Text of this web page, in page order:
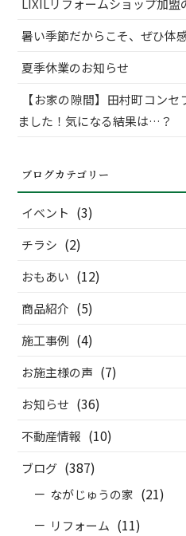
LIXILリフォームショップ加盟
暑い季節だからこそ、ぜひ体
夏季休業のお知らせ
【お家の隙間】田村町コン
ました！気になる結果は…？
ブログカテゴリー
イベント (3)
チラシ (2)
おもあい (12)
商品紹介 (5)
施工事例 (4)
お施主様の声 (7)
お知らせ (36)
不動産情報 (10)
ブログ (387)
ながじゅうの家 (21)
リフォーム (11)